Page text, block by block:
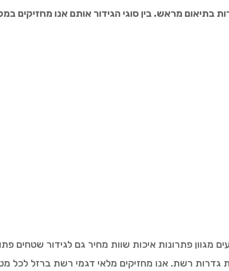
בתיאום מראש. בין סוגי הגידור אותם אנו מחזיקים
מגוון פתרונות איכות שוות מחיר גם לגידור שטחים
גדרות רשת. אנו מחזיקים מלאי דגמי רשת ברזל לכל